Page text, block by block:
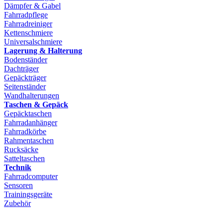
Dämpfer & Gabel
Fahrradpflege
Fahrradreiniger
Kettenschmiere
Universalschmiere
Lagerung & Halterung
Bodenständer
Dachträger
Gepäckträger
Seitenständer
Wandhalterungen
Taschen & Gepäck
Gepäcktaschen
Fahrradanhänger
Fahrradkörbe
Rahmentaschen
Rucksäcke
Satteltaschen
Technik
Fahrradcomputer
Sensoren
Trainingsgeräte
Zubehör